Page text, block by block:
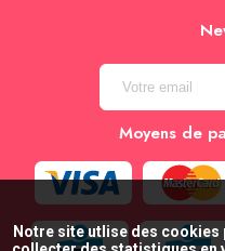
Moyens de
Notre site utlise des